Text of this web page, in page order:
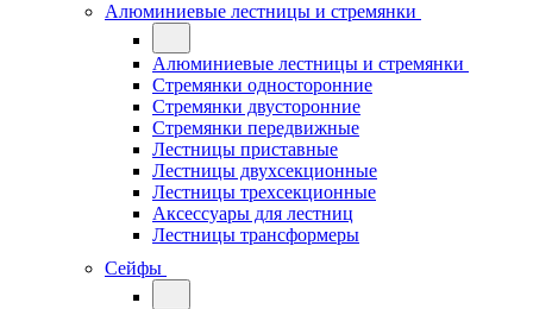
Алюминиевые лестницы и стремянки
Алюминиевые лестницы и стремянки
Стремянки односторонние
Стремянки двусторонние
Стремянки передвижные
Лестницы приставные
Лестницы двухсекционные
Лестницы трехсекционные
Аксессуары для лестниц
Лестницы трансформеры
Сейфы